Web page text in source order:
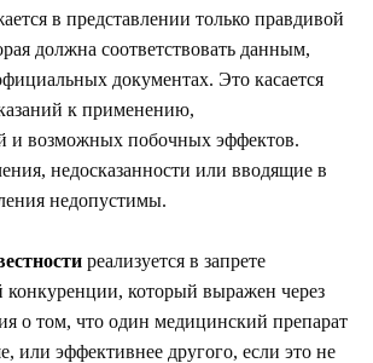
в представлении только правдивой
должна соответствовать данным,
документах. Это касается
к применению,
и возможных побочных эффектов.
недосказанности или вводящие в
недопустимы.
реализуется в запрете
конкуренции, который выражен через
о том, что один медицинский препарат
или эффективнее другого, если это не